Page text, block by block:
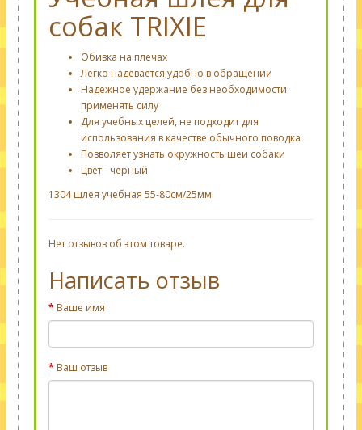
собак TRIXIE
Обивка на плечах
Легко надевается,удобно в обращении
Надежное удержание без необходимости
применять силу
Для учебных целей, не подходит для
использования в качестве обычного поводка
Позволяет узнать окружность шеи собаки
Цвет - черный
1304 шлея учебная 55-80см/25мм
Нет отзывов об этом товаре.
Написать отзыв
Ваше имя
Ваш отзыв